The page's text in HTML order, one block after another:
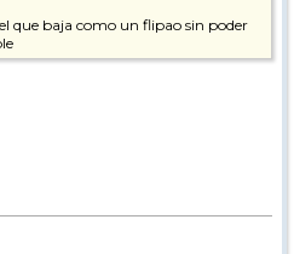
que baja como un flipao sin poder